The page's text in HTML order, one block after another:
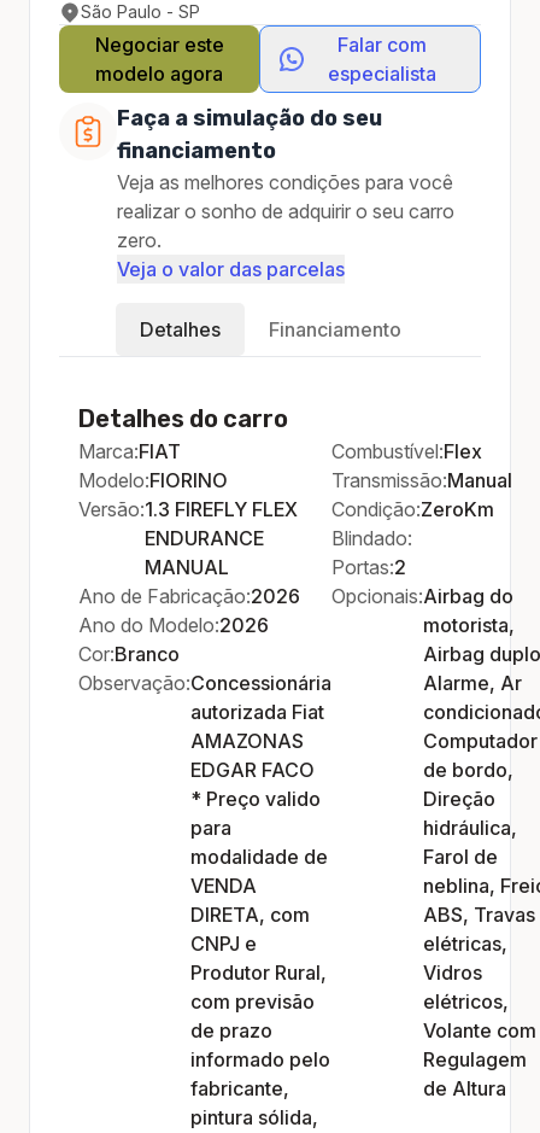
São Paulo - SP
Negociar este
modelo agora
Falar com
especialista
Faça a simulação do seu
financiamento
Veja as melhores condições para você
realizar o sonho de adquirir o seu carro
zero.
Veja o valor das parcelas
Detalhes Financiamento
Detalhes do carro
Marca:FIAT
Modelo:FIORINO
Versão:1.3 FIREFLY FLEX
ENDURANCE
MANUAL
Ano de Fabricação:2026
Ano do Modelo:2026
Cor:Branco
Observação:Concessionária
autorizada Fiat
AMAZONAS
EDGAR FACO
* Preço valido
para
modalidade de
VENDA
DIRETA, com
CNPJ e
Produtor Rural,
com previsão
de prazo
informado pelo
fabricante,
pintura sólida,
Combustível:Flex
Transmissão:Manual
Condição:ZeroKm
Blindado:
Portas:2
Opcionais:Airbag do
motorista,
Airbag
Alarme, Ar
Computador
de bordo,
Direção
hidráulica,
Farol de
neblina,
ABS, Travas
elétricas,
Vidros
elétricos,
Volante com
Regulagem
de Altura